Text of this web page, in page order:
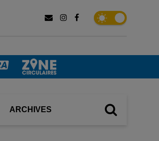
ARCHIVES